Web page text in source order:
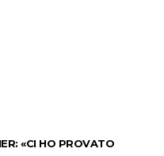
«CI HO PROVATO